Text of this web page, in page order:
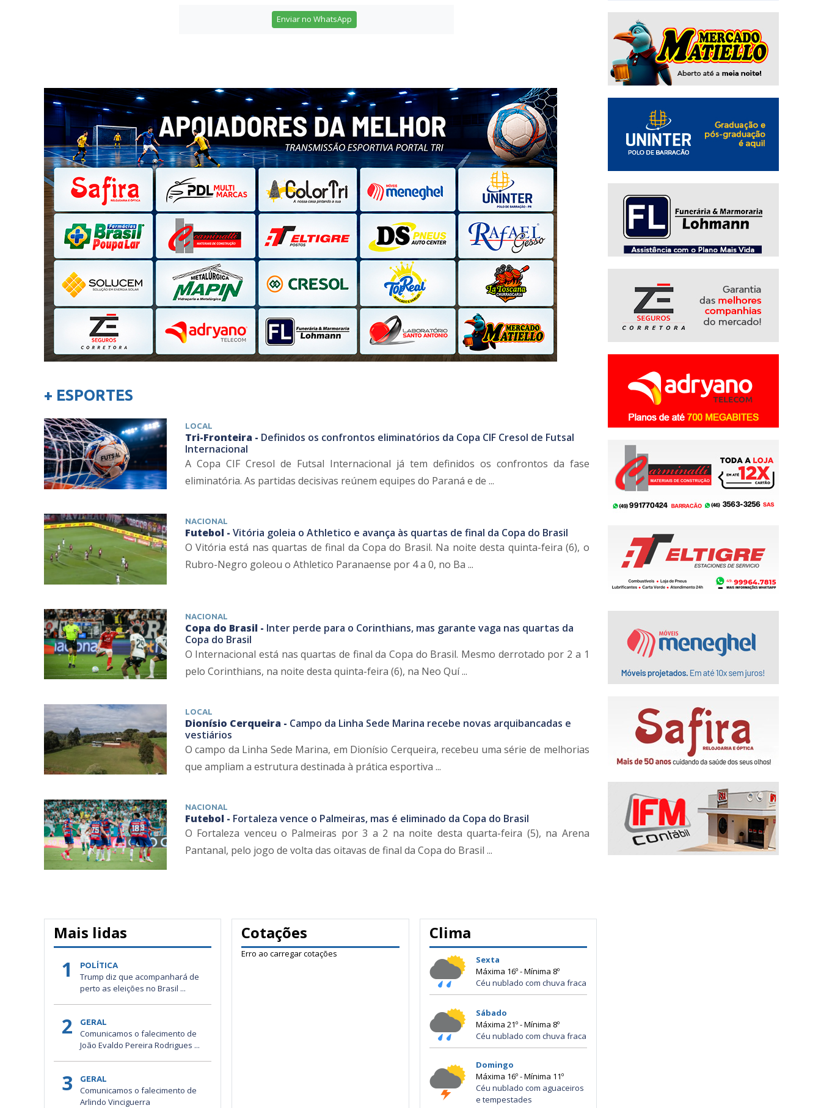
Enviar no WhatsApp
+ ESPORTES
LOCAL
Tri-Fronteira - Definidos os confrontos eliminatórios da Copa CIF Cresol de Futsal
Internacional
A Copa CIF Cresol de Futsal Internacional já tem definidos os confrontos da fase
eliminatória. As partidas decisivas reúnem equipes do Paraná e de ...
NACIONAL
Futebol - Vitória goleia o Athletico e avança às quartas de final da Copa do Brasil
O Vitória está nas quartas de final da Copa do Brasil. Na noite desta quinta-feira (6), o
Rubro-Negro goleou o Athletico Paranaense por 4 a 0, no Ba ...
NACIONAL
Copa do Brasil - Inter perde para o Corinthians, mas garante vaga nas quartas da
Copa do Brasil
O Internacional está nas quartas de final da Copa do Brasil. Mesmo derrotado por 2 a 1
pelo Corinthians, na noite desta quinta-feira (6), na Neo Quí ...
LOCAL
Dionísio Cerqueira - Campo da Linha Sede Marina recebe novas arquibancadas e
vestiários
O campo da Linha Sede Marina, em Dionísio Cerqueira, recebeu uma série de melhorias
que ampliam a estrutura destinada à prática esportiva ...
NACIONAL
Futebol - Fortaleza vence o Palmeiras, mas é eliminado da Copa do Brasil
O Fortaleza venceu o Palmeiras por 3 a 2 na noite desta quarta-feira (5), na Arena
Pantanal, pelo jogo de volta das oitavas de final da Copa do Brasil ...
Mais lidas
1 POLÍTICA
Trump diz que acompanhará de
perto as eleições no Brasil ...
2 GERAL
Comunicamos o falecimento de
João Evaldo Pereira Rodrigues ...
3 GERAL
Comunicamos o falecimento de
Arlindo Vinciguerra
Cotações
Erro ao carregar cotações
Clima
Sexta
Máxima 16º - Mínima 8º
Céu nublado com chuva fraca
Sábado
Máxima 21º - Mínima 8º
Céu nublado com chuva fraca
Domingo
Máxima 16º - Mínima 11º
Céu nublado com aguaceiros
e tempestades